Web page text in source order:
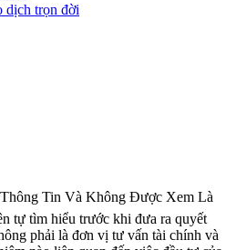
Tin Và Không Được Xem Là
tự tìm hiểu trước khi đưa ra quyết
phải là đơn vị tư vấn tài chính và